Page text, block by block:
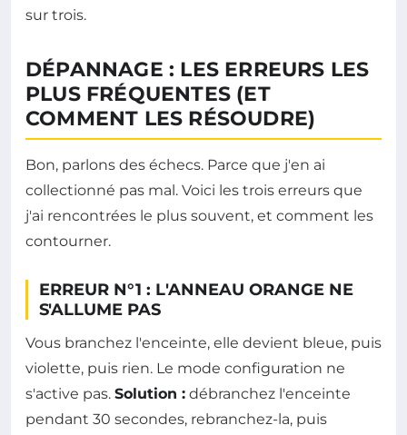
sur trois.
DÉPANNAGE : LES ERREURS LES
PLUS FRÉQUENTES (ET
COMMENT LES RÉSOUDRE)
Bon, parlons des échecs. Parce que j'en ai
collectionné pas mal. Voici les trois erreurs que
j'ai rencontrées le plus souvent, et comment les
contourner.
ERREUR N°1 : L'ANNEAU ORANGE NE
S'ALLUME PAS
Vous branchez l'enceinte, elle devient bleue, puis
violette, puis rien. Le mode configuration ne
s'active pas. Solution : débranchez l'enceinte
pendant 30 secondes, rebranchez-la, puis